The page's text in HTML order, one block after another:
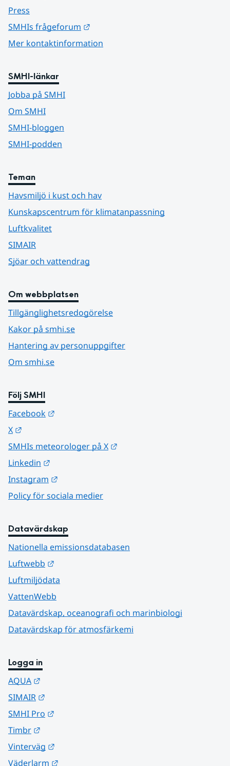
Press
SMHIs frågeforum
Mer kontaktinformation
SMHI-länkar
Jobba på SMHI
Om SMHI
SMHI-bloggen
SMHI-podden
Teman
Havsmiljö i kust och hav
Kunskapscentrum för klimatanpassning
Luftkvalitet
SIMAIR
Sjöar och vattendrag
Om webbplatsen
Tillgänglighetsredogörelse
Kakor på smhi.se
Hantering av personuppgifter
Om smhi.se
Följ SMHI
Facebook
X
SMHIs meteorologer på X
Linkedin
Instagram
Policy för sociala medier
Datavärdskap
Nationella emissionsdatabasen
Luftwebb
Luftmiljödata
VattenWebb
Datavärdskap, oceanografi och marinbiologi
Datavärdskap för atmosfärkemi
Logga in
AQUA
SIMAIR
SMHI Pro
Timbr
Vinterväg
Väderlarm